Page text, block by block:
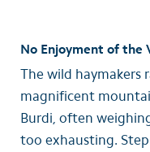
No Enjoyment of the
The wild haymakers
magnificent
Burdi, often
too exhausting.